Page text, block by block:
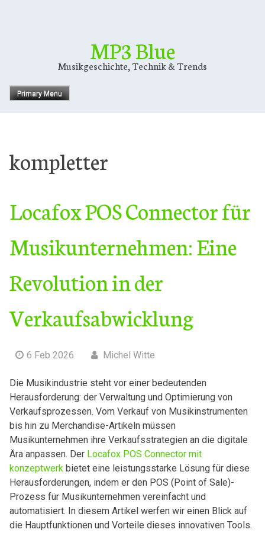
MP3 Blue
Musikgeschichte, Technik & Trends
Primary Menu
kompletter
Locafox POS Connector für
Musikunternehmen: Eine
Revolution in der
Verkaufsabwicklung
6 Feb 2026 Michel Witte
Die Musikindustrie steht vor einer bedeutenden
Herausforderung: der Verwaltung und Optimierung von
Verkaufsprozessen. Vom Verkauf von Musikinstrumenten
bis hin zu Merchandise-Artikeln müssen
Musikunternehmen ihre Verkaufsstrategien an die digitale
Ära anpassen. Der Locafox POS Connector mit
konzeptwerkbietet eine leistungsstarke Lösung für diese
Herausforderungen, indem er den POS (Point of Sale)-
Prozess für Musikunternehmen vereinfacht und
automatisiert. In diesem Artikel werfen wir einen Blick auf
die Hauptfunktionen und Vorteile dieses innovativen Tools.